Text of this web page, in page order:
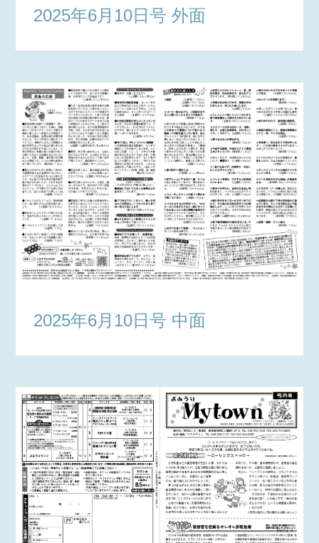
2025年6月10日号 外面
2025年6月10日号 中面